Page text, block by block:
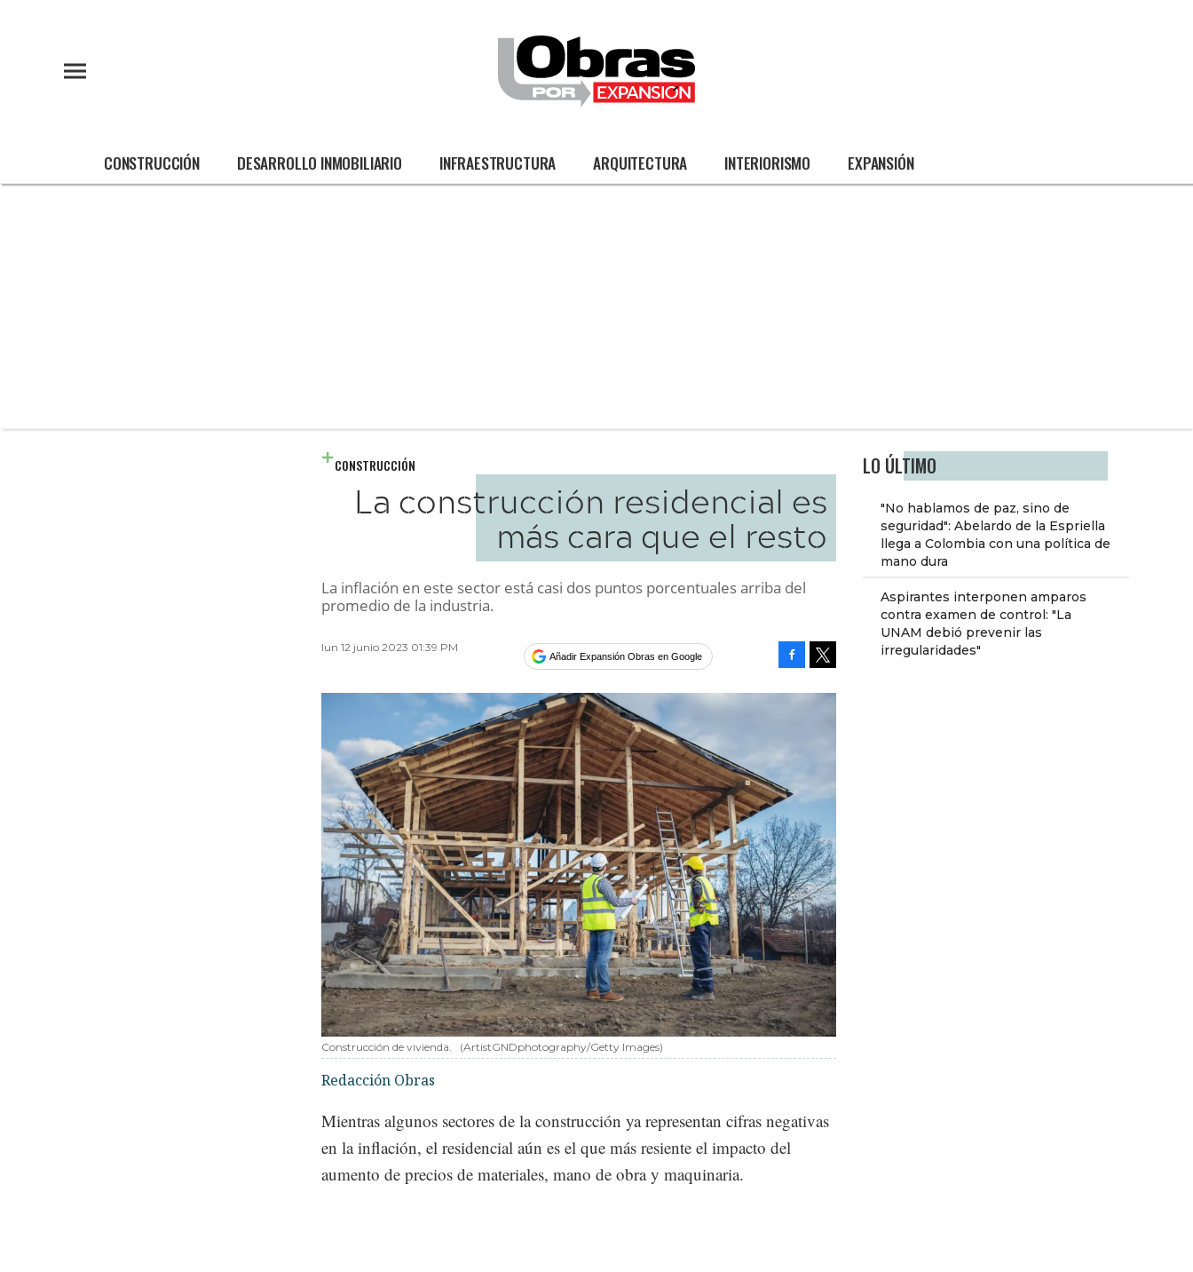
CONSTRUCCIÓN DESARROLLO INMOBILIARIO INFRAESTRUCTURA ARQUITECTURA INTERIORISMO EXPANSIÓN
LO ÚLTIMO
"No hablamos de paz, sino de
seguridad": Abelardo de la Espriella
llega a Colombia con una política de
mano dura
Aspirantes interponen amparos
contra examen de control: "La
UNAM debió prevenir las
irregularidades"
CONSTRUCCIÓN
La construcción residencial es
más cara que el resto
La inflación en este sector está casi dos puntos porcentuales arriba del
promedio de la industria.
lun 12 junio 2023 01:39 PM
Añadir Expansión Obras en Google
Construcción de vivienda. (ArtistGNDphotography/Getty Images)
Redacción Obras
Mientras algunos sectores de la construcción ya representan cifras negativas
en la inflación, el residencial aún es el que más resiente el impacto del
aumento de precios de materiales, mano de obra y maquinaria.